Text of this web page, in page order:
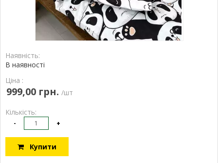
Наявність:
В наявності
Ціна :
999,00 грн. /шт
Кількість:
- +
Купити